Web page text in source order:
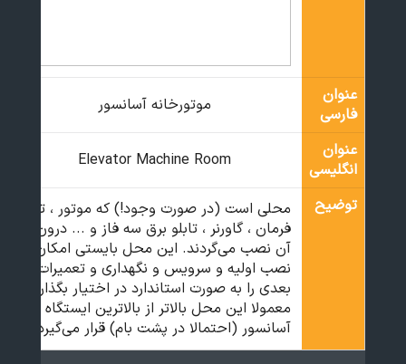
عنوان
فارسی
موتورخانه آسانسور
عنوان
انگلیسی
Elevator Machine Room
توضیح
محلی است (در صورت وجود!) که موتور ، تابلو
فرمان ، گاورنر ، تابلو برق سه فاز و ... درون
آن نصب می‌گردند. این محل بایستی امکان
نصب اولیه و سرویس و نگهداری و تعمیرات
بعدی را به صورت استاندارد در اختیار بگذارد.
معمولا این محل بالاتر از بالاترین ایستگاه
آسانسور (احتمالا در پشت بام) قرار می‌گیرد.